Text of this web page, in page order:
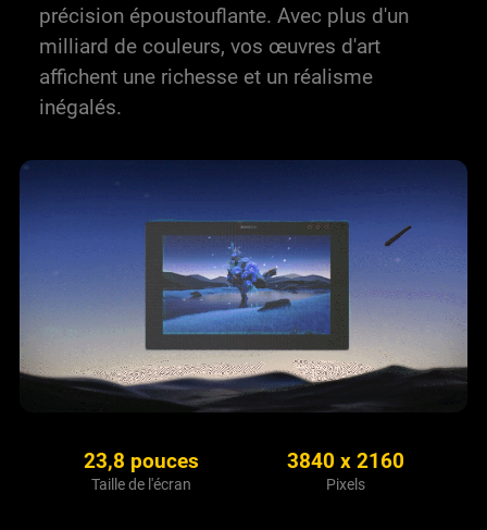
précision époustouflante. Avec plus d'un
milliard de couleurs, vos œuvres d'art
affichent une richesse et un réalisme
inégalés.
23,8 pouces
Taille de l'écran
3840 x 2160
Pixels